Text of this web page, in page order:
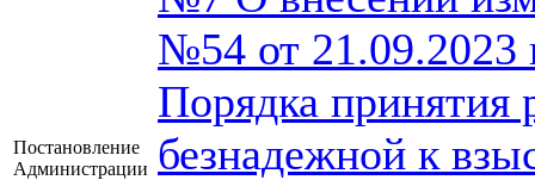
Постановление
Администрации
№54 от 21.09.2023
Порядка принятия
безнадежной к